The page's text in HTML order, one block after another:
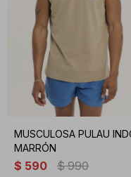
MUSCULOSA PULAU
MARRÓN
$ 590 $ 990